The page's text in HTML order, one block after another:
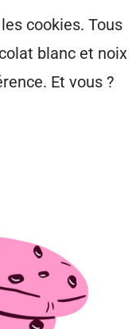
cookies. Tous
blanc et noix
Et vous ?